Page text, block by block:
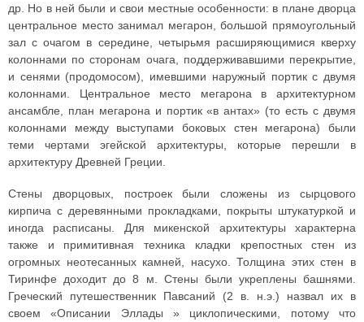
др. Но в ней были и свои местные особенности: в плане дворца
центральное место занимал мегарон, большой прямоугольный
зал с очагом в середине, четырьмя расширяющимися кверху
колоннами по сторонам очага, поддерживавшими перекрытие,
и сенями (продомосом), имевшими наружный портик с двумя
колоннами. Центральное место мегарона в архитектурном
ансамбле, план мегарона и портик «в антах» (то есть с двумя
колоннами между выступами боковых стен мегарона) были
теми чертами эгейской архитектуры, которые перешли в
архитектуру Древней Греции.
Стены дворцовых, построек были сложены из сырцового
кирпича с деревянными прокладками, покрыты штукатуркой и
иногда расписаны. Для микенской архитектуры характерна
также и примитивная техника кладки крепостных стен из
огромных неотесанных камней, насухо. Толщина этих стен в
Тиринфе доходит до 8 м. Стены были укреплены башнями.
Греческий путешественник Павсаний (2 в. н.э.) назвал их в
своем «Описании Эллады » циклопическими, потому что